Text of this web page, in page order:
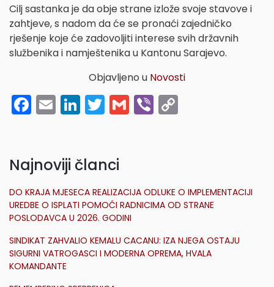
Cilj sastanka je da obje strane izlože svoje stavove i
zahtjeve, s nadom da će se pronaći zajedničko
rješenje koje će zadovoljiti interese svih državnih
službenika i namještenika u Kantonu Sarajevo.
Objavljeno u Novosti
Facebook
EmailLinkedIn
Twitter
Gmail
Viber
Najnoviji članci
DO KRAJA MJESECA REALIZACIJA ODLUKE O IMPLEMENTACIJI
UREDBE O ISPLATI POMOĆI RADNICIMA OD STRANE
POSLODAVCA U 2026. GODINI
SINDIKAT ZAHVALIO KEMALU CACANU: IZA NJEGA OSTAJU
SIGURNI VATROGASCI I MODERNA OPREMA, HVALA
KOMANDANTE